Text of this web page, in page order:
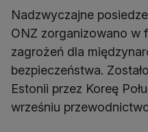
Nadzwyczajne
ONZ zorganizowano w
zagrożeń dla
bezpieczeństwa.
Estonii przez Koreę
wrześniu